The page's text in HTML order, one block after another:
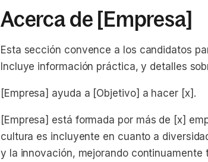
Acerca de [Empresa]
Esta sección convence a los candidatos
Incluye información práctica, y detalles
[Empresa] ayuda a [Objetivo] a hacer [x].
[Empresa] está formada por más de [x]
cultura es incluyente en cuanto a
y la innovación, mejorando